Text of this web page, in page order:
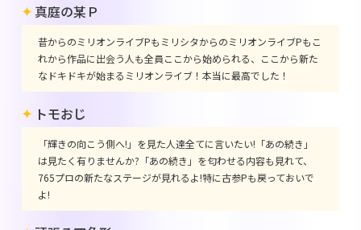
真庭の某Ｐ
昔からのミリオンライブPもミリシタからのミリオンライブPもこ
れから作品に出会う人も全員ここから始められる、ここから新た
なドキドキが始まるミリオンライブ！本当に最高でした！
トモおじ
「輝きの向こう側へ!」を見た人達全てに言いたい!「あの続き」
は見たく有りませんか?「あの続き」を匂わせる内容も見れて、
765プロの新たなステージが見れるよ!特に古参Pも戻っておいで
よ!